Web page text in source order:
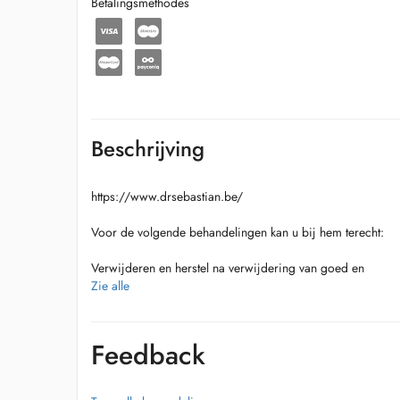
Beschrijving
https://www.drsebastian.be/
Voor de volgende behandelingen kan u bij hem terecht:
Verwijderen en herstel na verwijdering van goed en
kwaadaardige huidaandoeningen van het gelaat
volwassenen (otoplastie)
Ooglidcorrecties (blefaroplastie)
Botox (géén fillers)
Zie alle
Feedback